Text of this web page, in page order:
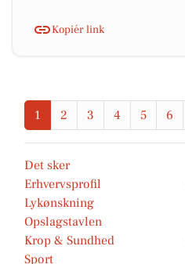
Kopiér link
1 2 3 4 5 6
Det sker
Erhvervsprofil
Lykønskning
Opslagstavlen
Krop & Sundhed
Sport